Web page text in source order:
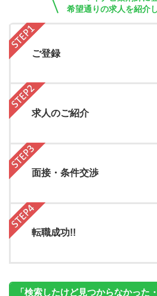
希望通りの求人を紹介
ご登録
求人のご紹介
面接・条件交渉
転職成功!!
「検索したけど見つからなかった・